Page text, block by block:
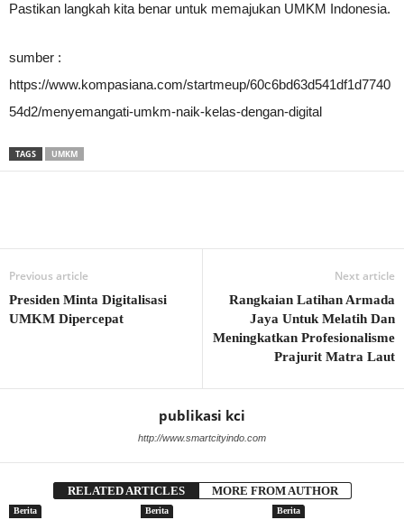
Pastikan langkah kita benar untuk memajukan UMKM Indonesia.
sumber :
https://www.kompasiana.com/startmeup/60c6bd63d541df1d7740
54d2/menyemangati-umkm-naik-kelas-dengan-digital
TAGS UMKM
Previous article
Presiden Minta Digitalisasi
UMKM Dipercepat
Next article
Rangkaian Latihan Armada
Jaya Untuk Melatih Dan
Meningkatkan Profesionalisme
Prajurit Matra Laut
publikasi kci
http://www.smartcityindo.com
RELATED ARTICLES MORE FROM AUTHOR
Berita Berita Berita